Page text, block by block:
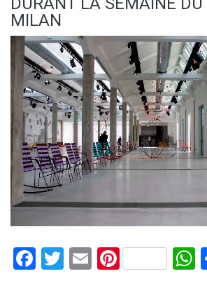
MILAN
Facebook
Twitter
EmailPinterest